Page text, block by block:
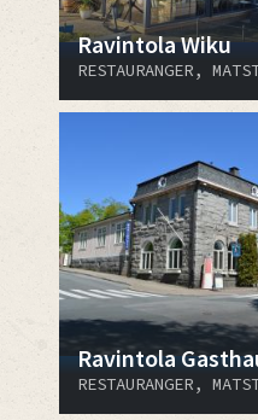
Ravintola Wiku
RESTAURANGER,
Ravintola
RESTAURANGER,